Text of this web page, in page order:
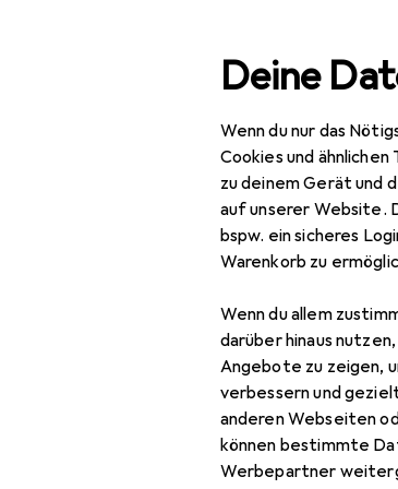
Deine
Wenn du nur das
Cookies und
zu deinem Gerät und
auf unserer Website.
bspw. ein sicheres
Warenkorb zu
Wenn du allem
darüber hinaus
Angebote zu zeigen,
verbessern und
anderen Webseiten
können bestimmte
Werbepartner
Navigation nach Kategorien